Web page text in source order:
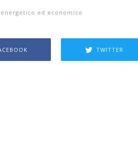
ed economico
TWITTER